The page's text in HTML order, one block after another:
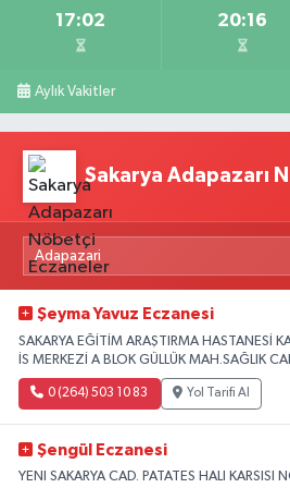
17:02 20:16
Aylık Vakitler
Sakarya Adapazarı
Şeyma Yavuz Eczanesi
SAKARYA EĞİTİM ARAŞTIRMA HASTANESİ
İS MERKEZİ A BLOK GÜLLÜK MAH.SAĞLIK
0 (264) 503 10 83 Yol Tarifi Al
Şengül Eczanesi
YENI SAKARYA CAD. PATATES HALI KARSISI